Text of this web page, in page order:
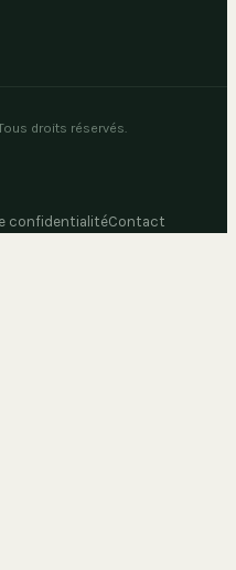
droits réservés.
confidentialitéContact